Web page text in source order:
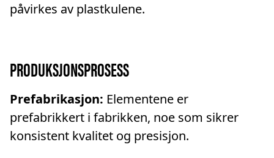
påvirkes av plastkulene.
PRODUKSJONSPROSESS
Prefabrikasjon: Elementene er
prefabrikkert i fabrikken, noe som sikrer
konsistent kvalitet og presisjon.